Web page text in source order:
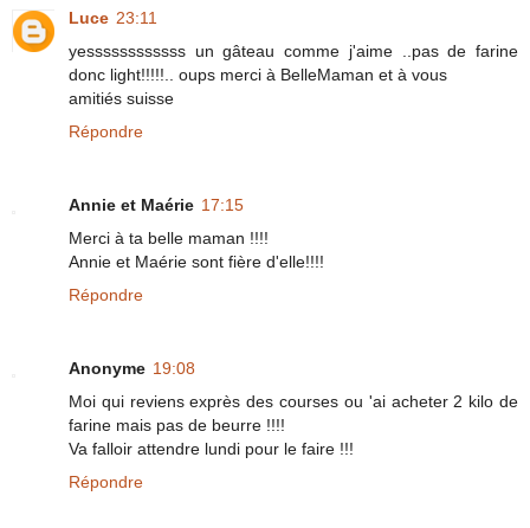
Luce 23:11
yessssssssssss un gâteau comme j'aime ..pas de farine
donc light!!!!!.. oups merci à BelleMaman et à vous
amitiés suisse
Répondre
Annie et Maérie 17:15
Merci à ta belle maman !!!!
Annie et Maérie sont fière d'elle!!!!
Répondre
Anonyme 19:08
Moi qui reviens exprès des courses ou 'ai acheter 2 kilo de
farine mais pas de beurre !!!!
Va falloir attendre lundi pour le faire !!!
Répondre